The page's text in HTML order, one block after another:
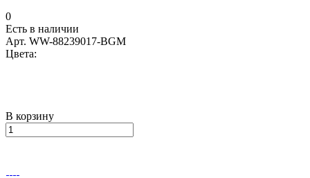
0
Есть в наличии
Арт. WW-88239017-BGM
Цвета:
В корзину